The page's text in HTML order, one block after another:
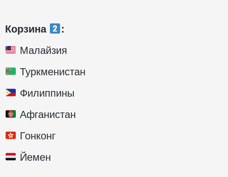
Корзина
:
Малайзия
Туркменистан
Филиппины
Афганистан
Гонконг
Йемен